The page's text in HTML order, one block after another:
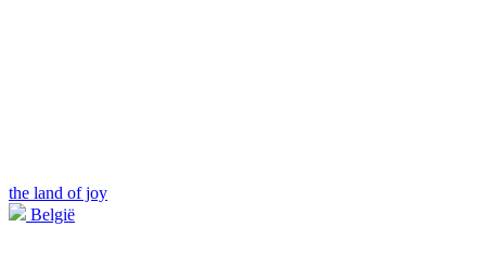
the land of joy
België